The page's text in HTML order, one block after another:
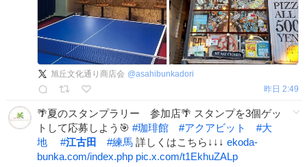
旭丘文化通り商店会 @asahibunkadori
昨日 2:49
🌴夏のスタンプラリー 参加店🌴 スタンプを3個ゲッ
トして応募しよう🎯 #珈琲館 #アクアビット #大
地
#江古田 #練馬 詳しくはこちら↓↓↓ ekoda-
bunka.com/index.php pic.x.com/t1EkhuZALp